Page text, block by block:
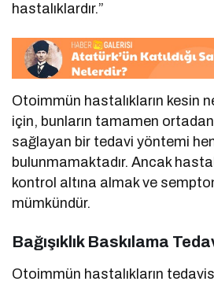
hastalıklardır.”
Otoimmün hastalıkların kesin
için, bunların tamamen ortadan
sağlayan bir tedavi yöntemi
bulunmamaktadır. Ancak
kontrol altına almak ve
mümkündür.
Bağışıklık Baskılama
Otoimmün hastalıkların